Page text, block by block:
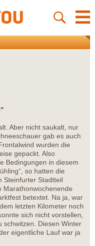
Aber nicht saukalt, nur
gab es auch
wurden die
gepackt. Also
Bedingungen in diesem
so hatten die
Steinfurter Stadtteil
Marathonwochenende
betextet. Na ja, war
letzten Kilometer noch
sich nicht vorstellen,
schwitzen. Diesen Winter
eigentliche Lauf war ja